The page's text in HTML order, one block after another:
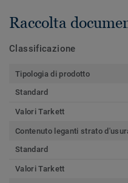
Raccolta
Classificazione
Tipologia di prodotto
Standard
Valori Tarkett
Contenuto leganti strato
Standard
Valori Tarkett